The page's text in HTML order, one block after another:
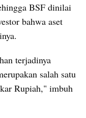
BSF dinilai
bahwa aset
terjadinya
salah satu
Rupiah," imbuh